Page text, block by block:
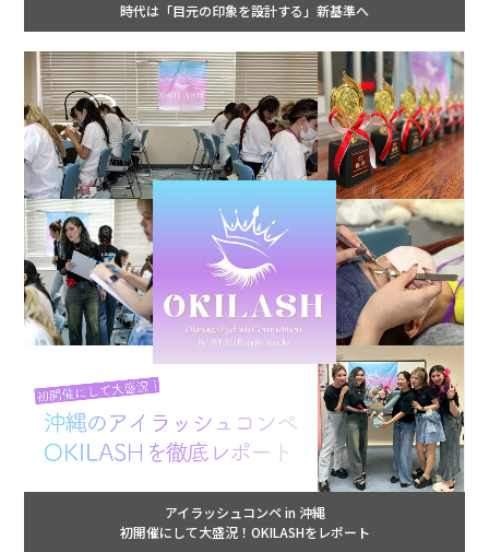
時代は「目元の印象を設計する」新基準へ
アイラッシュコンペ in 沖縄
初開催にして大盛況！OKILASHをレポート